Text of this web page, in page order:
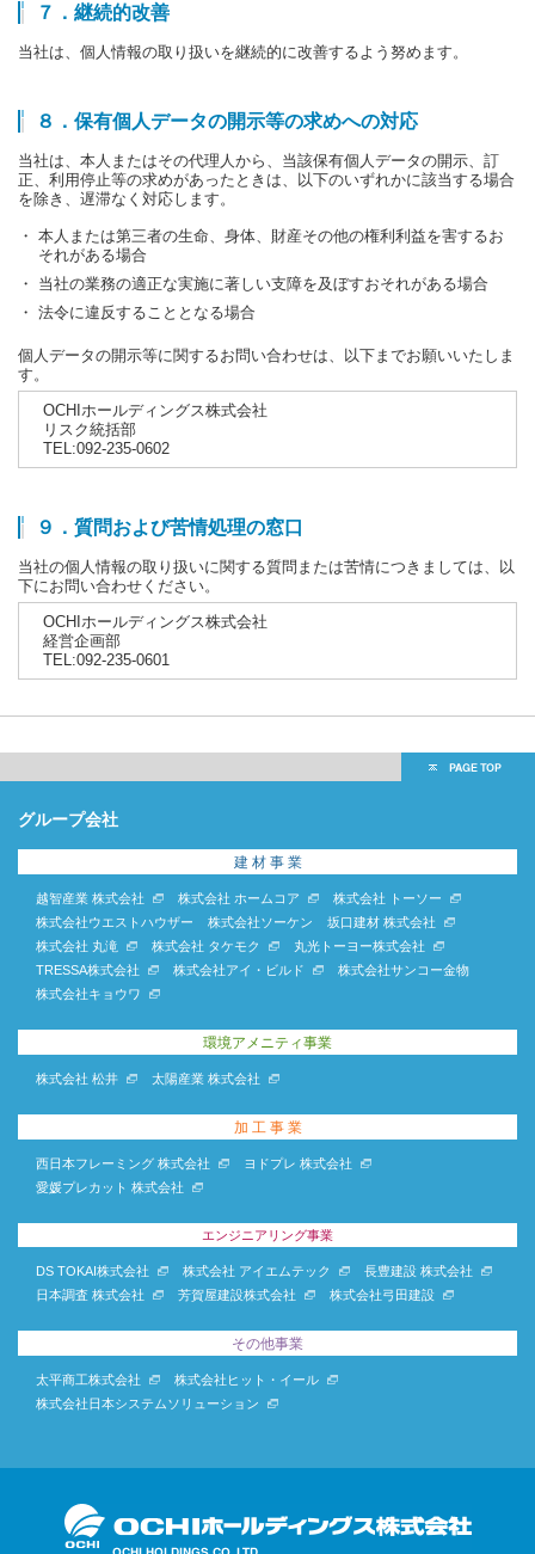
７．継続的改善
当社は、個人情報の取り扱いを継続的に改善するよう努めます。
８．保有個人データの開示等の求めへの対応
当社は、本人またはその代理人から、当該保有個人データの開示、訂
正、利用停止等の求めがあったときは、以下のいずれかに該当する場合
を除き、遅滞なく対応します。
・ 本人または第三者の生命、身体、財産その他の権利利益を害するお
それがある場合
・ 当社の業務の適正な実施に著しい支障を及ぼすおそれがある場合
・ 法令に違反することとなる場合
個人データの開示等に関するお問い合わせは、以下までお願いいたしま
す。
OCHIホールディングス株式会社
リスク統括部
TEL:092-235-0602
９．質問および苦情処理の窓口
当社の個人情報の取り扱いに関する質問または苦情につきましては、以
下にお問い合わせください。
OCHIホールディングス株式会社
経営企画部
TEL:092-235-0601
グループ会社
建 材 事 業
越智産業 株式会社 株式会社 ホームコア
株式会社 トーソー
株式会社ウエストハウザー
株式会社ソーケン
坂口建材 株式会社
株式会社 丸滝
株式会社 タケモク
丸光トーヨー株式会社
TRESSA株式会社
株式会社アイ・ビルド
株式会社サンコー金物
株式会社キョウワ
環境アメニティ事業
株式会社 松井 太陽産業 株式会社
加 工 事 業
西日本フレーミング 株式会社
ヨドプレ 株式会社
愛媛プレカット 株式会社
エンジニアリング事業
DS TOKAI株式会社 株式会社 アイエムテック
長豊建設 株式会社
日本調査 株式会社
芳賀屋建設株式会社 株式会社弓田建設
その他事業
太平商工株式会社
株式会社ヒット・イール
株式会社日本システムソリューション